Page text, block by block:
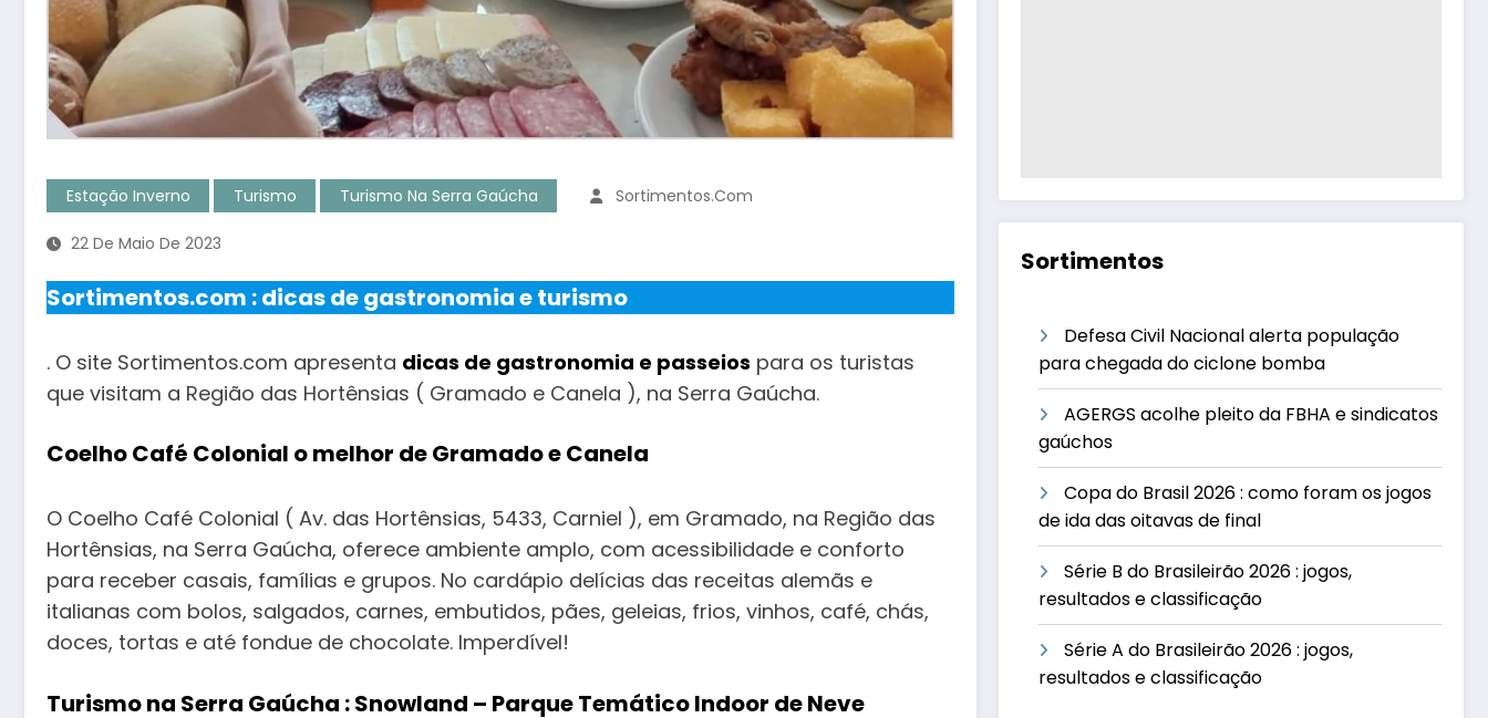
Estação Inverno Turismo Turismo Na Serra Gaúcha Sortimentos.com
22 De Maio De 2023
Sortimentos.com : dicas de gastronomia e turismo
. O site Sortimentos.com apresenta dicas de gastronomia e passeios para os turistas
que visitam a Região das Hortênsias ( Gramado e Canela ), na Serra Gaúcha.
Coelho Café Colonial o melhor de Gramado e Canela
O Coelho Café Colonial ( Av. das Hortênsias, 5433, Carniel ), em Gramado, na Região das
Hortênsias, na Serra Gaúcha, oferece ambiente amplo, com acessibilidade e conforto
para receber casais, famílias e grupos. No cardápio delícias das receitas alemãs e
italianas com bolos, salgados, carnes, embutidos, pães, geleias, frios, vinhos, café, chás,
doces, tortas e até fondue de chocolate. Imperdível!
Turismo na Serra Gaúcha : Snowland – Parque Temático Indoor de Neve
Sortimentos
Defesa Civil Nacional alerta população
para chegada do ciclone bomba
AGERGS acolhe pleito da FBHA e sindicatos
gaúchos
Copa do Brasil 2026 : como foram os jogos
de ida das oitavas de final
Série B do Brasileirão 2026 : jogos,
resultados e classificação
Série A do Brasileirão 2026 : jogos,
resultados e classificação